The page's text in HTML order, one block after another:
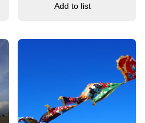
Add to list